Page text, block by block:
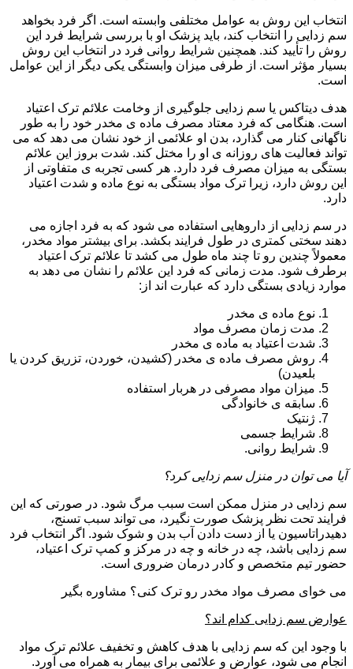
انتخاب این روش به عوامل مختلفی وابسته است. اگر فرد بخواهد
سم زدایی را انتخاب کند، باید پزشک او با بررسی شرایط فرد این
روش را تأیید کند. همچنین شرایط روانی فرد در انتخاب این روش
بسیار مؤثر است. از طرفی میزان وابستگی یکی دیگر از این عوامل
است.
هدف دیتاکس یا سم زدایی جلوگیری از وخامت علائم ترک اعتیاد
است. هنگامی که فرد معتاد مصرف ماده ی مخدر خود را به طور
ناگهانی کنار می گذارد، بدن او علائمی از خود نشان می دهد که می
تواند فعالیت های روزانه ی او را مختل کند. شدت بروز این علائم
بستگی به میزان مصرف فرد دارد. هر کسی تجربه ی متفاوتی از
این روش دارد، زیرا ترک مواد بستگی به نوع ماده و شدت اعتیاد
دارد.
در سم زدایی از داروهایی استفاده می شود که به فرد اجازه می
دهند سختی کمتری در طول فرایند بکشد. برای بیشتر مواد مخدر،
معمولاً چندین رو تا چند ماه طول می کشد تا علائم ترک اعتیاد
برطرف شود. مدت زمانی که فرد این علائم را نشان می دهد به
موارد زیادی بستگی دارد که عبارت اند از:
نوع ماده ی مخدر
مدت زمان مصرف مواد
شدت اعتیاد به ماده ی مخدر
روش مصرف ماده ی مخدر (کشیدن، خوردن، تزریق کردن یا
بلعیدن)
میزان مواد مصرفی در هربار استفاده
سابقه ی خانوادگی
ژنتیک
شرایط جسمی
شرایط روانی.
آیا می توان در منزل سم زدایی کرد؟
سم زدایی در منزل ممکن است سبب مرگ شود. در صورتی که این
فرایند تحت نظر پزشک صورت نگیرد، می تواند سبب تسنج،
دهیدراتاسیون یا از دست دادن آب بدن و شوک شود. اگر انتخاب فرد
سم زدایی باشد، چه در خانه و چه در مرکز و کمپ ترک اعتیاد،
حضور تیم متخصص و کادر درمان ضروری است.
می خوای مصرف مواد مخدر رو ترک کنی؟ مشاوره بگیر
عوارض سم زدایی کدام اند؟
با وجود این که سم زدایی با هدف کاهش و تخفیف علائم ترک مواد
انجام می شود، عوارض و علائمی برای بیمار به همراه می آورد.